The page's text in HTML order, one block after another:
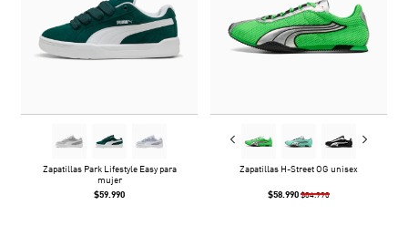
Zapatillas Park Lifestyle Easy para
mujer
$59.990
Zapatillas H-Street OG unisex
$58.990 $84.990